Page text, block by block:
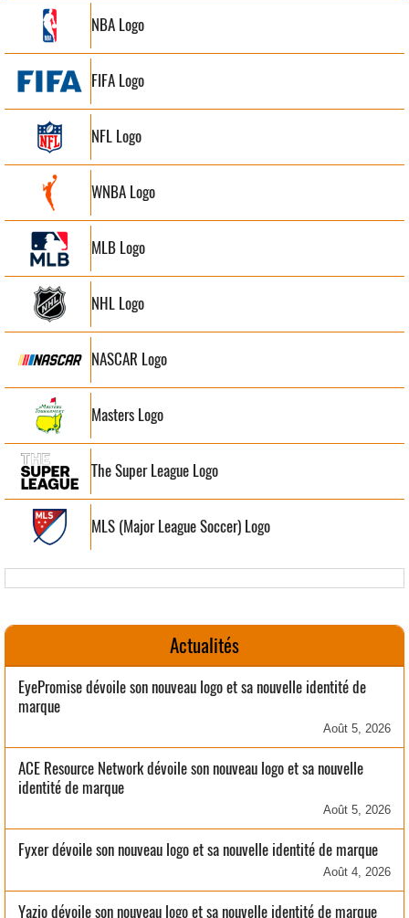
NBA Logo
FIFA Logo
NFL Logo
WNBA Logo
MLB Logo
NHL Logo
NASCAR Logo
Masters Logo
The Super League Logo
MLS (Major League Soccer) Logo
Actualités
EyePromise dévoile son nouveau logo et sa nouvelle identité de
marque
Août 5, 2026
ACE Resource Network dévoile son nouveau logo et sa nouvelle
identité de marque
Août 5, 2026
Fyxer dévoile son nouveau logo et sa nouvelle identité de marque
Août 4, 2026
Yazio dévoile son nouveau logo et sa nouvelle identité de marque